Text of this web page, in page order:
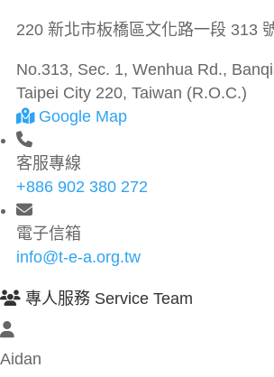
220 新北市板橋區文化路一段 313
No.313, Sec. 1, Wenhua Rd.,
Taipei City 220, Taiwan (R.O.C.)
Google Map
客服專線
+886 902 380 272
電子信箱
info@t-e-a.org.tw
專人服務 Service Team
Aidan